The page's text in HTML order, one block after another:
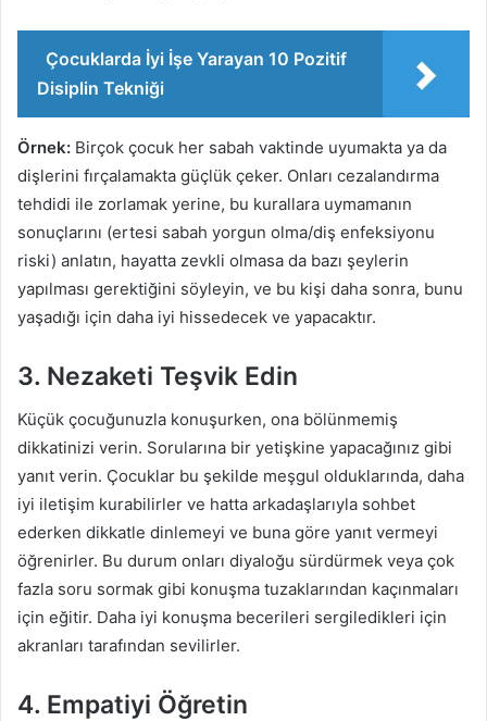
Çocuklarda İyi İşe Yarayan 10 Pozitif
Disiplin Tekniği
Örnek: Birçok çocuk her sabah vaktinde uyumakta ya da
dişlerini fırçalamakta güçlük çeker. Onları cezalandırma
tehdidi ile zorlamak yerine, bu kurallara uymamanın
sonuçlarını (ertesi sabah yorgun olma/diş enfeksiyonu
riski) anlatın, hayatta zevkli olmasa da bazı şeylerin
yapılması gerektiğini söyleyin, ve bu kişi daha sonra, bunu
yaşadığı için daha iyi hissedecek ve yapacaktır.
3. Nezaketi Teşvik Edin
Küçük çocuğunuzla konuşurken, ona bölünmemiş
dikkatinizi verin. Sorularına bir yetişkine yapacağınız gibi
yanıt verin. Çocuklar bu şekilde meşgul olduklarında, daha
iyi iletişim kurabilirler ve hatta arkadaşlarıyla sohbet
ederken dikkatle dinlemeyi ve buna göre yanıt vermeyi
öğrenirler. Bu durum onları diyaloğu sürdürmek veya çok
fazla soru sormak gibi konuşma tuzaklarından kaçınmaları
için eğitir. Daha iyi konuşma becerileri sergiledikleri için
akranları tarafından sevilirler.
4. Empatiyi Öğretin